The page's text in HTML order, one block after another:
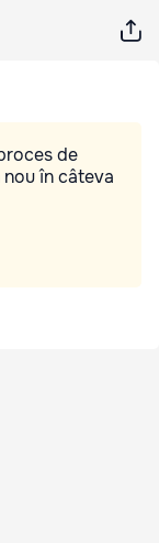
de
în câteva